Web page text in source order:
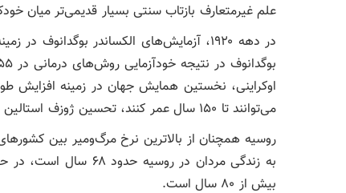
علم غیرمتعارف بازتاب سنتی بسیار قدیمی‌تر میان
در دهه ۱۹۲۰، آزمایش‌های الکساندر
اوکراینی، نخستین همایش جهان در زمینه افزایش
می‌توانند تا ۱۵۰ سال عمر کنند، تحسین ژوزف استالین را برانگیخت. بوگومولتس در ۶۵ سالگی درگذشت.
روسیه همچنان از بالاترین نرخ مرگ‌و‌میر بین
بیش از ۸۰ سال است.